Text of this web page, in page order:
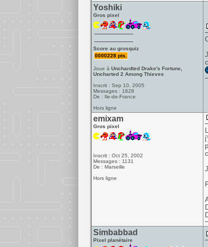
Yoshiki
Gros pixel
Score au grosquiz
0000228 pts.
Joue à Unchardted Drake's Fortune,
Uncharted 2 Among Thieves
Inscrit : Sep 10, 2005
Messages : 1828
De : Ile-de-France
Hors ligne
emixam
Gros pixel
Inscrit : Oct 25, 2002
Messages : 1131
De : Marseille
Hors ligne
Simbabbad
Pixel planétaire